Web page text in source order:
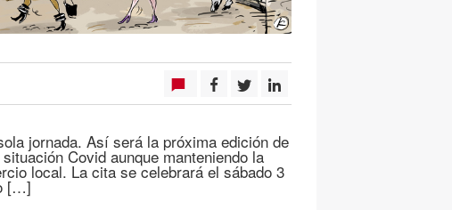
jornada. Así será la próxima edición de
Covid aunque manteniendo la
local. La cita se celebrará el sábado 3
[…]